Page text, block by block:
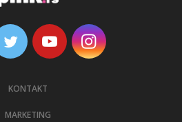
KONTAKT
MARKETING